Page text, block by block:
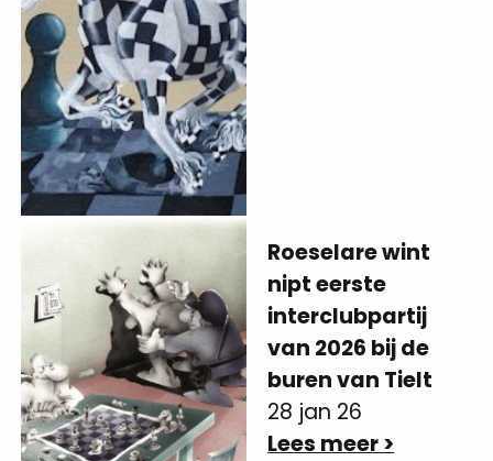
Roeselare wint
nipt eerste
interclubpartij
van 2026 bij de
buren van Tielt
28 jan 26
Lees meer >